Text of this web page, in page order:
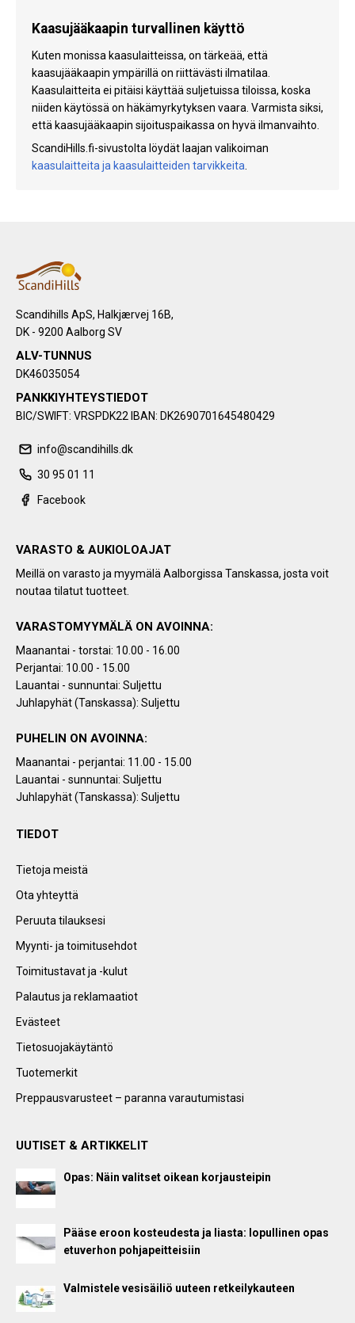
Kaasujääkaapin turvallinen käyttö
Kuten monissa kaasulaitteissa, on tärkeää, että
kaasujääkaapin ympärillä on riittävästi ilmatilaa.
Kaasulaitteita ei pitäisi käyttää suljetuissa tiloissa, koska
niiden käytössä on häkämyrkytyksen vaara. Varmista siksi,
että kaasujääkaapin sijoituspaikassa on hyvä ilmanvaihto.
ScandiHills.fi-sivustolta löydät laajan valikoiman
kaasulaitteita ja kaasulaitteiden tarvikkeita.
Scandihills ApS, Halkjærvej 16B,
DK - 9200 Aalborg SV
ALV-TUNNUS
DK46035054
PANKKIYHTEYSTIEDOT
BIC/SWIFT: VRSPDK22 IBAN: DK2690701645480429
info@scandihills.dk
30 95 01 11
Facebook
VARASTO & AUKIOLOAJAT
Meillä on varasto ja myymälä Aalborgissa Tanskassa, josta voit
noutaa tilatut tuotteet.
VARASTOMYYMÄLÄ ON AVOINNA:
Maanantai - torstai: 10.00 - 16.00
Perjantai: 10.00 - 15.00
Lauantai - sunnuntai: Suljettu
Juhlapyhät (Tanskassa): Suljettu
PUHELIN ON AVOINNA:
Maanantai - perjantai: 11.00 - 15.00
Lauantai - sunnuntai: Suljettu
Juhlapyhät (Tanskassa): Suljettu
TIEDOT
Tietoja meistä
Ota yhteyttä
Peruuta tilauksesi
Myynti- ja toimitusehdot
Toimitustavat ja -kulut
Palautus ja reklamaatiot
Evästeet
Tietosuojakäytäntö
Tuotemerkit
Preppausvarusteet – paranna varautumistasi
UUTISET & ARTIKKELIT
Opas: Näin valitset oikean korjausteipin
Pääse eroon kosteudesta ja liasta: lopullinen opas
etuverhon pohjapeitteisiin
Valmistele vesisäiliö uuteen retkeilykauteen